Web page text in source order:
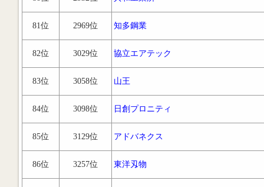
81位 2969位 知多鋼業
82位 3029位 協立エアテック
83位 3058位 山王
84位 3098位 日創プロニティ
85位 3129位 アドバネクス
86位 3257位 東洋刄物